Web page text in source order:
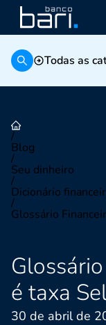
Todas as
/
Blog
/
Seu dinheiro
/
Dicionário
/
Glossário
é taxa
30 de abril de